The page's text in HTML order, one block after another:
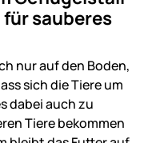
sauberes
nur auf den Boden,
sich die Tiere um
dabei auch zu
Tiere bekommen